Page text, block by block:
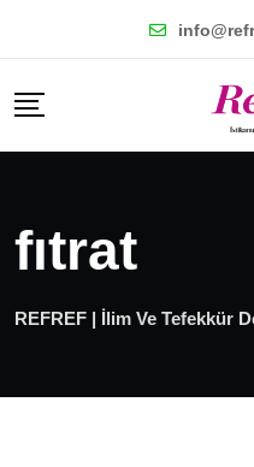
content
fıtrat
REFREF | İlim Ve Tefekkür